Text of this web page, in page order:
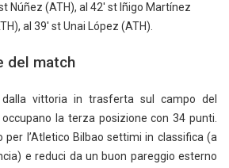
Núñez (ATH), al 42' st Iñigo Martínez
al 39' st Unai López (ATH).
del match
dalla vittoria in trasferta sul campo del
la terza posizione con 34 punti.
per l’Atletico Bilbao settimi in classifica (a
e reduci da un buon pareggio esterno